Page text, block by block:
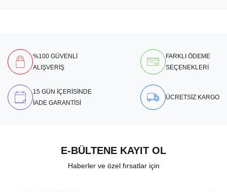
%100 GÜVENLİ
ALIŞVERİŞ
FARKLI ÖDEME
SEÇENEKLERİ
15 GÜN İÇERİSİNDE
İADE GARANTİSİ
ÜCRETSİZ KARGO
E-BÜLTENE KAYIT OL
Haberler ve özel fırsatlar için